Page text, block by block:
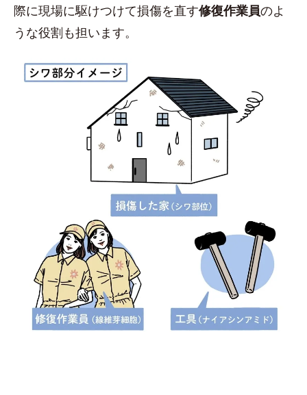
際に現場に駆けつけて損傷を直す修復作業員のよ
うな役割も担います。